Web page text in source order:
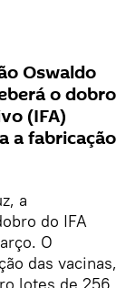
Oswaldo
o dobro
(IFA)
a fabricação
a
do IFA
O
das vacinas,
lotes de 256